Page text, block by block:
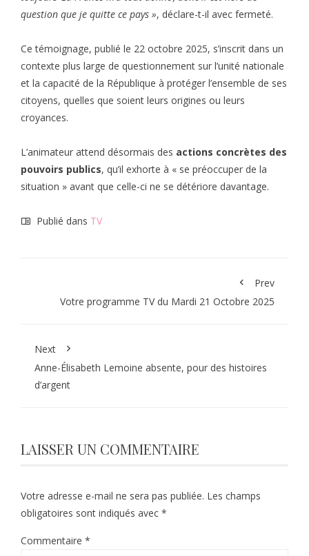
question que je quitte ce pays », déclare-t-il avec fermeté.
Ce témoignage, publié le 22 octobre 2025, s’inscrit dans un
contexte plus large de questionnement sur l’unité nationale
et la capacité de la République à protéger l’ensemble de ses
citoyens, quelles que soient leurs origines ou leurs
croyances.
L’animateur attend désormais des actions concrètes des
pouvoirs publics, qu’il exhorte à « se préoccuper de la
situation » avant que celle-ci ne se détériore davantage.
Publié dans TV
Prev
Votre programme TV du Mardi 21 Octobre 2025
Next
Anne-Élisabeth Lemoine absente, pour des histoires
d’argent
LAISSER UN COMMENTAIRE
Votre adresse e-mail ne sera pas publiée. Les champs
obligatoires sont indiqués avec *
Commentaire *